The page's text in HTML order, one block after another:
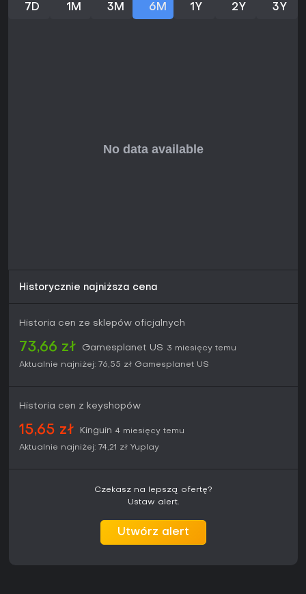
7D 1M 3M 6M 1Y 2Y 3Y
Historycznie najniższa cena
Historia cen ze sklepów oficjalnych
73,66 zł Gamesplanet US 3 miesięcy temu
Aktualnie najniżej: 76,55 zł Gamesplanet US
Historia cen z keyshopów
15,65 zł Kinguin 4 miesięcy temu
Aktualnie najniżej: 74,21 zł Yuplay
Czekasz na lepszą ofertę?
Ustaw alert.
Utwórz alert